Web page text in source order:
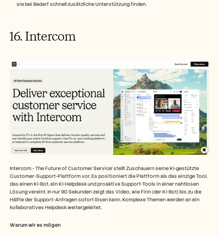
sie bei Bedarf schnell zusätzliche Unterstützung finden.
16. Intercom
Intercom - The Future of Customer Service’ stellt Zuschauern seine KI-gestützte
Customer-Support-Plattform vor. Es positioniert die Plattform als das einzige Tool,
das einen KI-Bot, ein KI-Helpdesk und proaktive Support-Tools in einer nahtlosen
Lösung vereint. In nur 90 Sekunden zeigt das Video, wie Finn (der KI-Bot) bis zu die
Hälfte der Support-Anfragen sofort lösen kann. Komplexe Themen werden an ein
kollaboratives Helpdesk weitergeleitet.
Warum wir es mögen